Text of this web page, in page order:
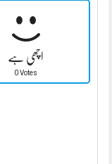
اچھی ہے
0 Votes